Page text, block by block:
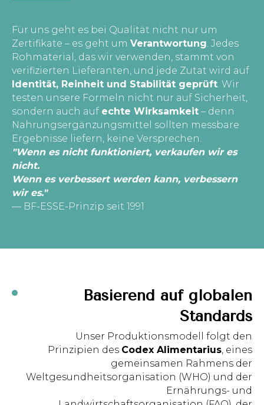
Für uns geht es bei Qualität nicht nur um
Zertifikate – es geht um Verantwortung. Jedes
Rohmaterial, das wir verwenden, stammt von
verifizierten Lieferanten, und jede Zutat wird auf
Identität, Reinheit und Stabilität geprüft. Wir
testen unsere Formeln nicht nur auf Sicherheit,
sondern auch auf echte Wirksamkeit – denn
Nahrungsergänzungsmittel sollten messbare
Ergebnisse liefern, keine Versprechen.
"Wenn es nicht funktioniert, verkaufen wir es
nicht.
Wenn es verbessert werden kann, verbessern
wir es."
— BF-ESSE-Prinzip seit 1991
Basierend auf globalen
Standards
Unser Produktionsmodell folgt den
Prinzipien des Codex Alimentarius, eines
gemeinsamen Rahmens der
Weltgesundheitsorganisation (WHO) und der
Ernährungs- und